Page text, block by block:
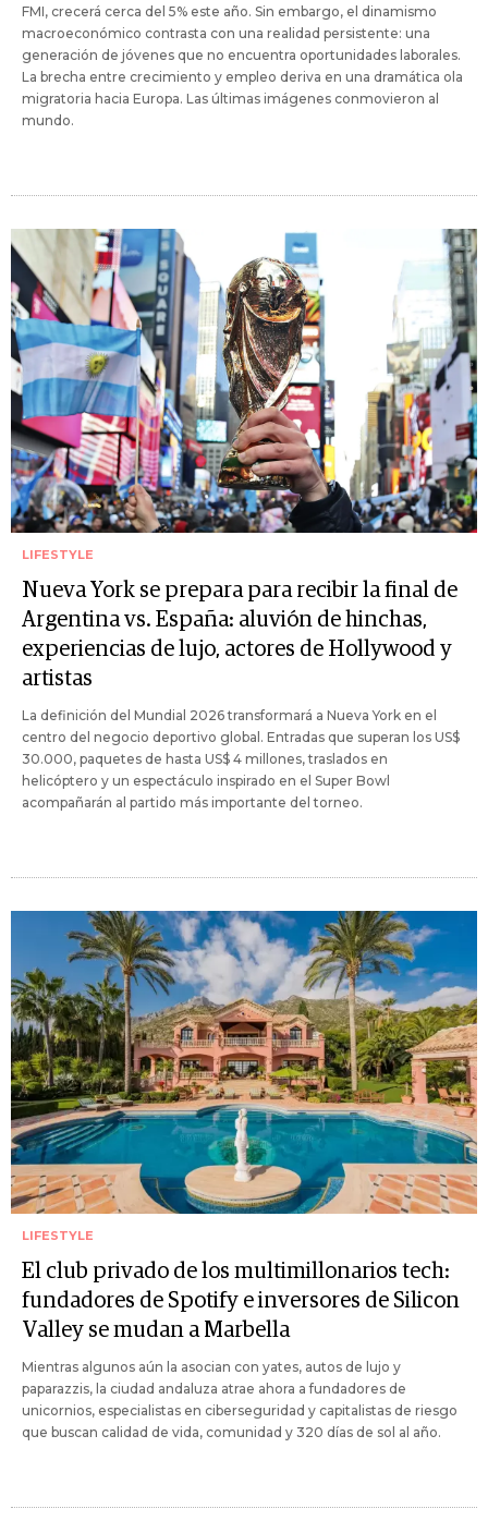
FMI, crecerá cerca del 5% este año. Sin embargo, el dinamismo
macroeconómico contrasta con una realidad persistente: una
generación de jóvenes que no encuentra oportunidades laborales.
La brecha entre crecimiento y empleo deriva en una dramática ola
migratoria hacia Europa. Las últimas imágenes conmovieron al
mundo.
LIFESTYLE
Nueva York se prepara para recibir la final de
Argentina vs. España: aluvión de hinchas,
experiencias de lujo, actores de Hollywood y
artistas
La definición del Mundial 2026 transformará a Nueva York en el
centro del negocio deportivo global. Entradas que superan los US$
30.000, paquetes de hasta US$ 4 millones, traslados en
helicóptero y un espectáculo inspirado en el Super Bowl
acompañarán al partido más importante del torneo.
LIFESTYLE
El club privado de los multimillonarios tech:
fundadores de Spotify e inversores de Silicon
Valley se mudan a Marbella
Mientras algunos aún la asocian con yates, autos de lujo y
paparazzis, la ciudad andaluza atrae ahora a fundadores de
unicornios, especialistas en ciberseguridad y capitalistas de riesgo
que buscan calidad de vida, comunidad y 320 días de sol al año.